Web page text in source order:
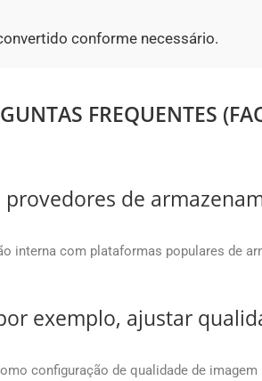
conforme necessário.
FREQUENTES
de
interna com plataformas populares de
exemplo, ajustar
configuração de qualidade de